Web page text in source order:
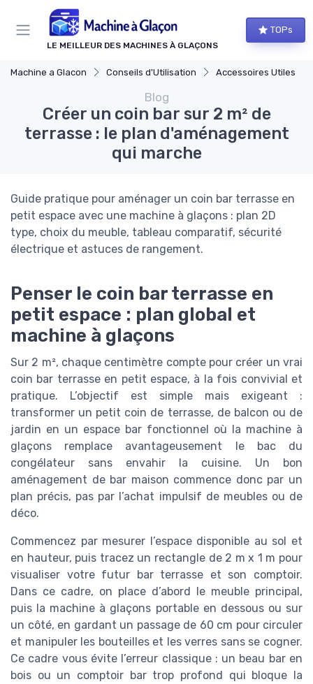
LE MEILLEUR DES MACHINES À GLAÇONS
TOPs
Machine a Glacon Conseils d'Utilisation Accessoires Utiles
Blog
Créer un coin bar sur 2 m² de
terrasse : le plan d'aménagement
qui marche
Guide pratique pour aménager un coin bar terrasse en
petit espace avec une machine à glaçons : plan 2D
type, choix du meuble, tableau comparatif, sécurité
électrique et astuces de rangement.
Penser le coin bar terrasse en
petit espace : plan global et
machine à glaçons
Sur 2 m², chaque centimètre compte pour créer un vrai
coin bar terrasse en petit espace, à la fois convivial et
pratique. L’objectif est simple mais exigeant :
transformer un petit coin de terrasse, de balcon ou de
jardin en un espace bar fonctionnel où la machine à
glaçons remplace avantageusement le bac du
congélateur sans envahir la cuisine. Un bon
aménagement de bar maison commence donc par un
plan précis, pas par l’achat impulsif de meubles ou de
déco.
Commencez par mesurer l’espace disponible au sol et
en hauteur, puis tracez un rectangle de 2 m x 1 m pour
visualiser votre futur bar terrasse et son comptoir.
Dans ce cadre, on place d’abord le meuble principal,
puis la machine à glaçons portable en dessous ou sur
un côté, en gardant un passage de 60 cm pour circuler
et manipuler les bouteilles et les verres sans se cogner.
Ce cadre vous évite l’erreur classique : un beau bar en
bois ou un comptoir bar trop profond qui bloque la
Panneau de gestion des cookies